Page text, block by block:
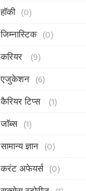
हॉकी (0)
जिम्नास्टिक (0)
करियर (9)
एजुकेशन (6)
कैरियर टिप्स (1)
जॉब्स (1)
सामान्य ज्ञान (0)
करंट अफेयर्स (0)